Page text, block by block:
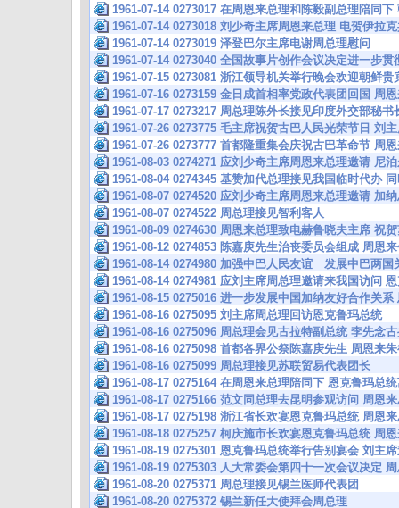
1961-07-14 0273017 在周恩来总理和陈毅副总理陪同
1961-07-14 0273018 刘少奇主席周恩来总理 电贺伊拉
1961-07-14 0273019 泽登巴尔主席电谢周总理慰问
1961-07-14 0273040 全国故事片创作会议决定进一步
1961-07-15 0273081 浙江领导机关举行晚会欢迎朝鲜
1961-07-16 0273159 金日成首相率党政代表团回国 周
1961-07-17 0273217 周总理陈外长接见印度外交部秘书
1961-07-26 0273775 毛主席祝贺古巴人民光荣节日 刘
1961-07-26 0273777 首都隆重集会庆祝古巴革命节 周
1961-08-03 0274271 应刘少奇主席周恩来总理邀请 尼
1961-08-04 0274345 基赞加代总理接见我国临时代办
1961-08-07 0274520 应刘少奇主席周恩来总理邀请 加
1961-08-07 0274522 周总理接见智利客人
1961-08-09 0274630 周恩来总理致电赫鲁晓夫主席 祝
1961-08-12 0274853 陈嘉庚先生治丧委员会组成 周恩
1961-08-14 0274980 加强中巴人民友谊 发展中巴两国
1961-08-14 0274981 应刘主席周总理邀请来我国访问
1961-08-15 0275016 进一步发展中国加纳友好合作关
1961-08-16 0275095 刘主席周总理回访恩克鲁玛总统
1961-08-16 0275096 周总理会见古拉特副总统 李先念
1961-08-16 0275098 首都各界公祭陈嘉庚先生 周恩来
1961-08-16 0275099 周总理接见苏联贸易代表团长
1961-08-17 0275164 在周恩来总理陪同下 恩克鲁玛总
1961-08-17 0275166 范文同总理去昆明参观访问 周恩
1961-08-17 0275198 浙江省长欢宴恩克鲁玛总统 周恩
1961-08-18 0275257 柯庆施市长欢宴恩克鲁玛总统 周
1961-08-19 0275301 恩克鲁玛总统举行告别宴会 刘主
1961-08-19 0275303 人大常委会第四十一次会议决定
1961-08-20 0275371 周总理接见锡兰医师代表团
1961-08-20 0275372 锡兰新任大使拜会周总理